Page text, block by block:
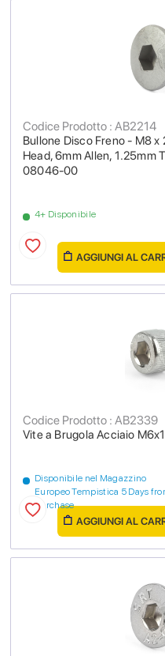
Bullone Disco Freno - M8 x
Head, 6mm Allen, 1.25mm
08046-00
Codice Prodotto : AB2214
4+ Disponibile
AGGIUNGI AL
Vite a Brugola Acciaio
Codice Prodotto : AB2339
Disponibile nel Magazzino
Europeo Tempistica 5 Days
purchase
AGGIUNGI AL